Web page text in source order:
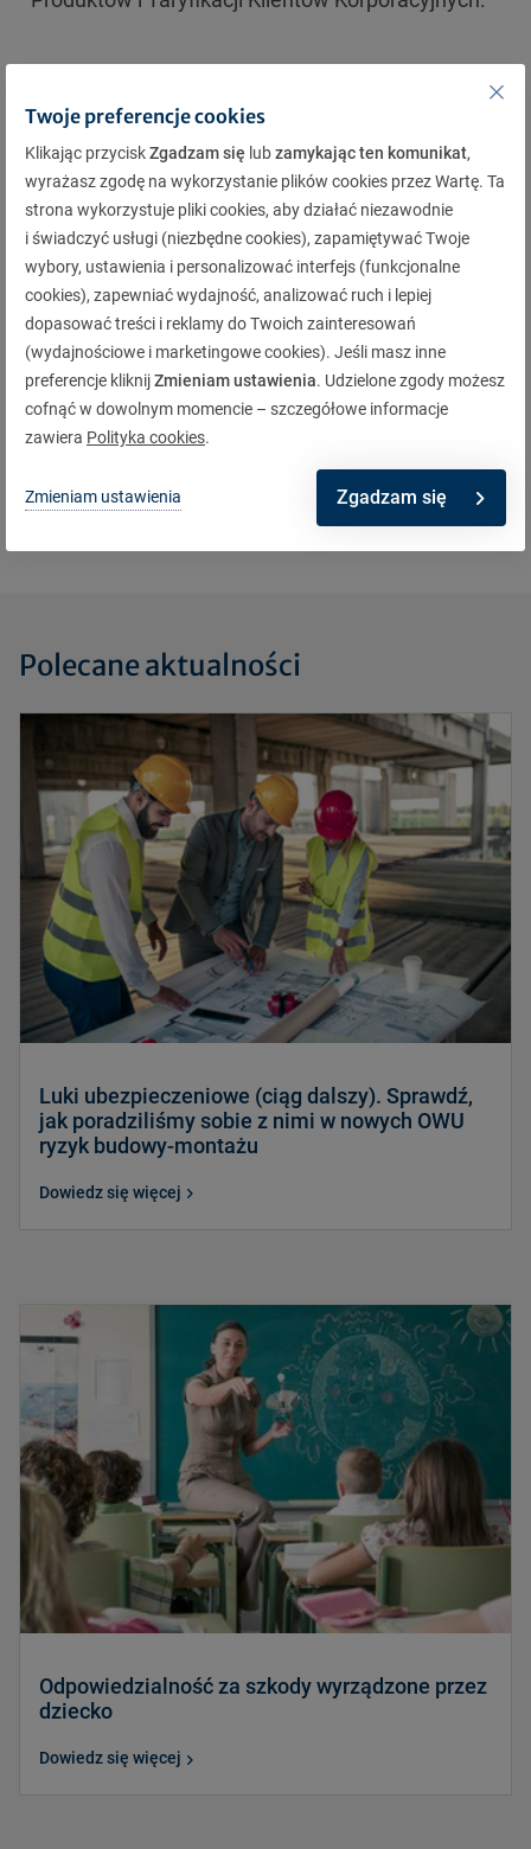
Zapisz się do newslettera
Dołącz do newslettera, aby być na bieżąco z ofertą
Warty oraz informacjami z rynku.
Polecane aktualności
Luki ubezpieczeniowe (ciąg dalszy). Sprawdź,
jak poradziliśmy sobie z nimi w nowych OWU
ryzyk budowy-montażu
Dowiedz się więcej
Odpowiedzialność za szkody wyrządzone przez
dziecko
Dowiedz się więcej
Twoje preferencje cookies
Klikając przyciskZgadzam się lubzamykając ten komunikat,
wyrażasz zgodę na wykorzystanie plików cookies przez Wartę. Ta
strona wykorzystuje pliki cookies, aby działać niezawodnie
i świadczyć usługi (niezbędne cookies), zapamiętywać Twoje
wybory, ustawienia i personalizować interfejs (funkcjonalne
cookies), zapewniać wydajność, analizować ruch i lepiej
dopasować treści i reklamy do Twoich zainteresowań
(wydajnościowe i marketingowe cookies). Jeśli masz inne
preferencje kliknijZmieniam ustawienia. Udzielone zgody możesz
cofnąć w dowolnym momencie – szczegółowe informacje
zawiera Polityka cookies.
Zmieniam ustawienia Zgadzam się